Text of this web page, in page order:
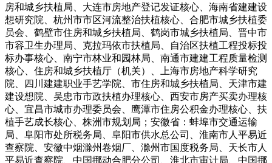
房和城乡扶植局、大连市房地产登记发证核心、海南省建建设
想研究院、杭州市市区河流整治扶植核心、合肥市城乡扶植委
员会、鹤壁市住房和城乡扶植局、鹤岗市城乡扶植局、晋中市
市容卫生办理局、克拉玛依市扶植局、自治区扶植工程投标投
标办事核心、南宁市林业和园林局、南通市建建工程质量检测
核心、住房和城乡扶植厅（机关）、上海市房地产科学研究
院、四川建建职业手艺学院、市住房和城乡扶植局、天津市建
建设想院、吴忠市市政扶植办理核心、西安市房产买卖办理核
心、宜昌市城市办理委员会、鹰潭市住房公积金办理核心、扶
植手艺成长核心、株洲市规划局；安徽省：蚌埠市交通运输
局、阜阳市处所税务局、阜阳市供水总公司、淮南市人平易近
查察院、安徽中烟滁州卷烟厂、滁州市国度税务局、天长市人
平易近查察院、中国挪动合肥分公司、淮北市审计局、中国挪